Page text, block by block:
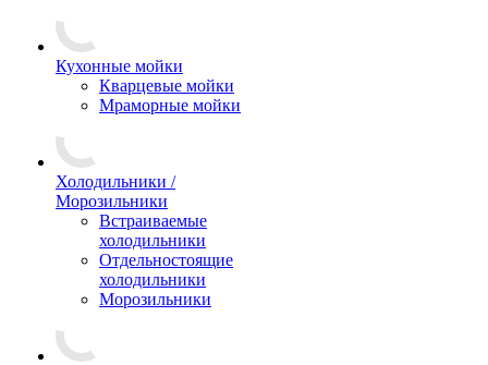
Кухонные мойки
Кварцевые мойки
Мраморные мойки
Холодильники /
Морозильники
Встраиваемые
холодильники
Отдельностоящие
холодильники
Морозильники